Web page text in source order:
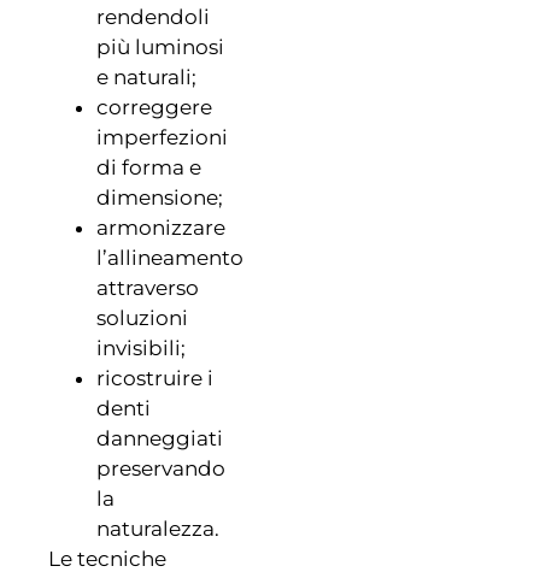
rendendoli
più luminosi
e naturali;
correggere
imperfezioni
di forma e
dimensione;
armonizzare
l’allineamento
attraverso
soluzioni
invisibili;
ricostruire i
denti
danneggiati
preservando
la
naturalezza.
Le tecniche